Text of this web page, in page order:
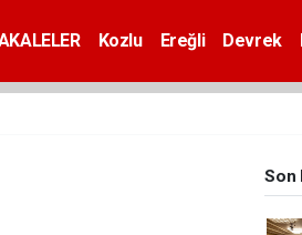
Kozlu Ereğli Devrek
Son